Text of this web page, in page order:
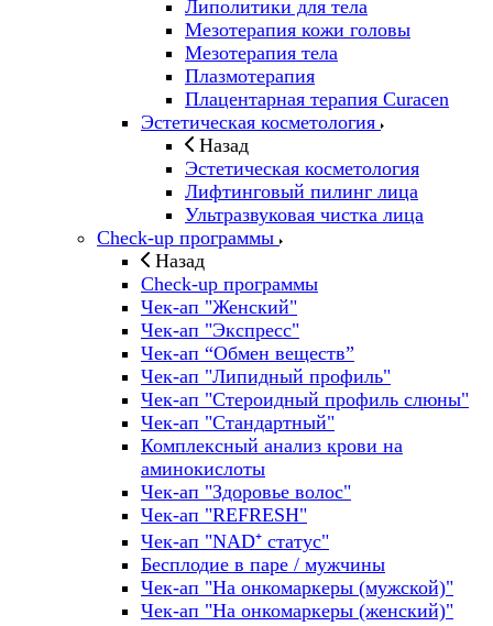
Липолитики для тела
Мезотерапия кожи головы
Мезотерапия тела
Плазмотерапия
Плацентарная терапия Curacen
Эстетическая косметология
Назад
Эстетическая косметология
Лифтинговый пилинг лица
Ультразвуковая чистка лица
Check-up программы
Назад
Check-up программы
Чек-ап "Женский"
Чек-ап "Экспресс"
Чек-ап “Обмен веществ”
Чек-ап "Липидный профиль"
Чек-ап "Стероидный профиль слюны"
Чек-ап "Стандартный"
Комплексный анализ крови на
аминокислоты
Чек-ап "Здоровье волос"
Чек-ап "REFRESH"
Чек-ап "NAD⁺ статус"
Бесплодие в паре / мужчины
Чек-ап "На онкомаркеры (мужской)"
Чек-ап "На онкомаркеры (женский)"